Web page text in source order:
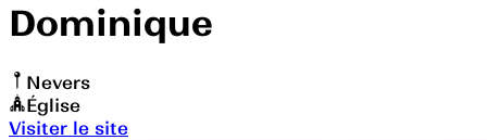
Dominique
Nevers
Église
Visiter le site